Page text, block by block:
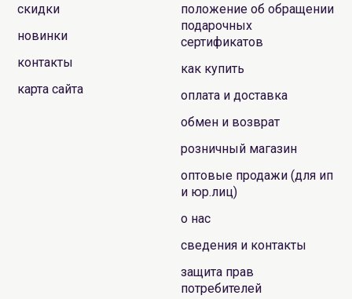
скидки
новинки
контакты
карта сайта
положение об обращении
подарочных
сертификатов
как купить
оплата и доставка
обмен и возврат
розничный магазин
оптовые продажи (для ип
и юр.лиц)
о нас
сведения и контакты
защита прав
потребителей